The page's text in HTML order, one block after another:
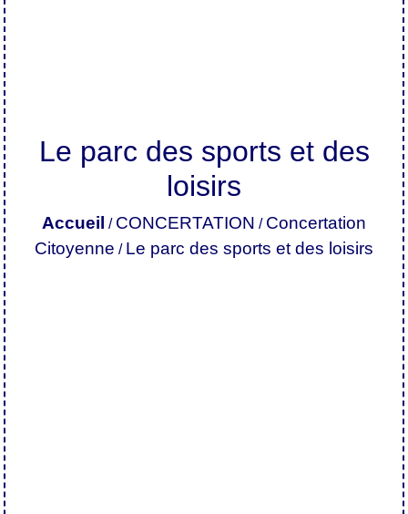
Le parc des sports et des
loisirs
Accueil / CONCERTATION / Concertation
Citoyenne / Le parc des sports et des loisirs